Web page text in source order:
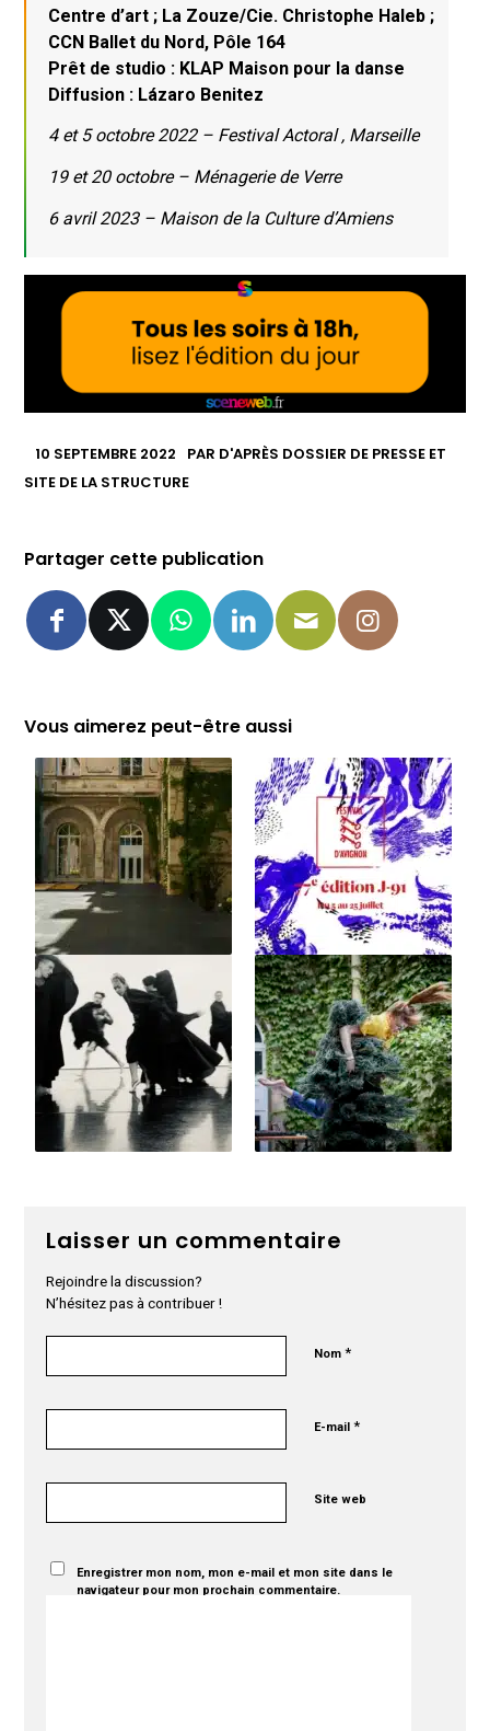
Centre d’art ; La Zouze/Cie. Christophe Haleb ;
CCN Ballet du Nord, Pôle 164
Prêt de studio : KLAP Maison pour la danse
Diffusion : Lázaro Benitez
4 et 5 octobre 2022 – Festival Actoral , Marseille
19 et 20 octobre – Ménagerie de Verre
6 avril 2023 – Maison de la Culture d’Amiens
10 SEPTEMBRE 2022 PAR D'APRÈS DOSSIER DE PRESSE ET
SITE DE LA STRUCTURE
Partager cette publication
Vous aimerez peut-être aussi
Laisser un commentaire
Rejoindre la discussion?
N’hésitez pas à contribuer !
Nom*
E-mail*
Site web
Enregistrer mon nom, mon e-mail et mon site dans le
navigateur pour mon prochain commentaire.